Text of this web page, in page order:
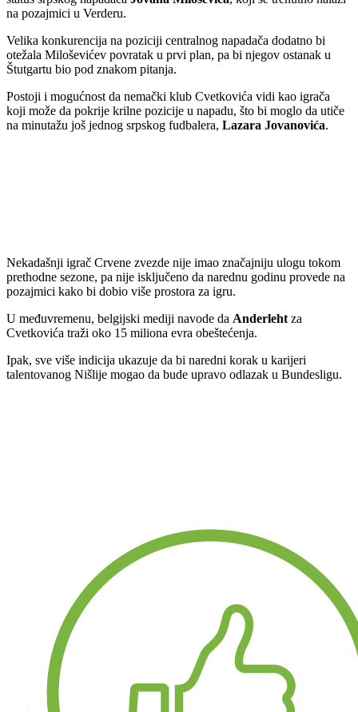
na pozajmici u Verderu.
Velika konkurencija na poziciji centralnog napadača dodatno bi
otežala Miloševićev povratak u prvi plan, pa bi njegov ostanak u
Štutgartu bio pod znakom pitanja.
Postoji i mogućnost da nemački klub Cvetkovića vidi kao igrača
koji može da pokrije krilne pozicije u napadu, što bi moglo da utiče
na minutažu još jednog srpskog fudbalera, Lazara Jovanovića.
Nekadašnji igrač Crvene zvezde nije imao značajniju ulogu tokom
prethodne sezone, pa nije isključeno da narednu godinu provede na
pozajmici kako bi dobio više prostora za igru.
U međuvremenu, belgijski mediji navode da Anderleht za
Cvetkovića traži oko 15 miliona evra obeštećenja.
Ipak, sve više indicija ukazuje da bi naredni korak u karijeri
talentovanog Nišlije mogao da bude upravo odlazak u Bundesligu.